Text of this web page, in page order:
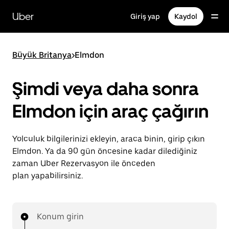
içeriğe
gidinUber Giriş yap Kaydol
Büyük Britanya>Elmdon
Şimdi veya daha sonra
Elmdon için araç çağırın
Yolculuk bilgilerinizi ekleyin, araca binin, girip çıkın
Elmdon. Ya da 90 gün öncesine kadar dilediğiniz
zaman Uber Rezervasyon ile önceden
plan yapabilirsiniz.
Konum girin